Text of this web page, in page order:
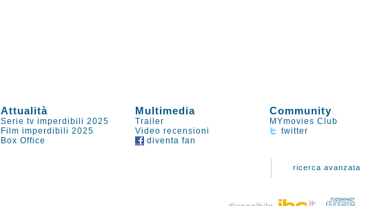
Attualità Multimedia Community
Serie tv imperdibili 2025 Trailer
MYmovies Club
Film imperdibili 2025 Video recensioni
twitter
Box Office diventa fan
ricerca avanzata